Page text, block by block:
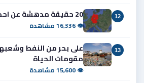
12 20 حقيقة مدهشة عن احد البلدان الاوربية
👁 16,336 مشاهدة
13
على بحر من النفط
مقومات الحياة
👁 15,600 مشاهدة